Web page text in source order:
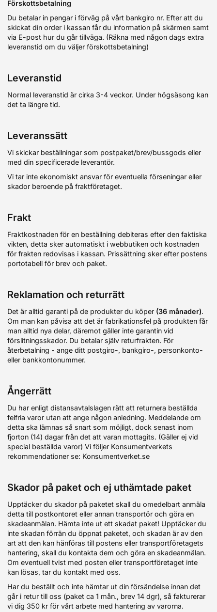
Förskottsbetalning
Du betalar in pengar i förväg på vårt bankgiro nr. Efter att du
skickat din order i kassan får du information på skärmen samt
via E-post hur du går tillväga. (Räkna med någon dags extra
leveranstid om du väljer förskottsbetalning)
Leveranstid
Normal leveranstid är cirka 3-4 veckor. Under högsäsong kan
det ta längre tid.
Leveranssätt
Vi skickar beställningar som postpaket/brev/bussgods eller
med din specificerade leverantör.
Vi tar inte ekonomiskt ansvar för eventuella förseningar eller
skador beroende på fraktföretaget.
Frakt
Fraktkostnaden för en beställning debiteras efter den faktiska
vikten, detta sker automatiskt i webbutiken och kostnaden
för frakten redovisas i kassan. Prissättning sker efter postens
portotabell för brev och paket.
Reklamation och returrätt
Det är alltid garanti på de produkter du köper (36 månader).
Om man kan påvisa att det är fabrikationsfel på produkten får
man alltid nya delar, däremot gäller inte garantin vid
förslitningsskador. Du betalar själv returfrakten. För
återbetalning - ange ditt postgiro-, bankgiro-, personkonto-
eller bankkontonummer.
Ångerrätt
Du har enligt distansavtalslagen rätt att returnera beställda
felfria varor utan att ange någon anledning. Meddelande om
detta ska lämnas så snart som möjligt, dock senast inom
fjorton (14) dagar från det att varan mottagits. (Gäller ej vid
special beställda varor) Vi följer Konsumentverkets
rekommendationer se: Konsumentverket.se
Skador på paket och ej uthämtade paket
Upptäcker du skador på paketet skall du omedelbart anmäla
detta till postkontoret eller annan transportör och göra en
skadeanmälan. Hämta inte ut ett skadat paket! Upptäcker du
inte skadan förrän du öppnat paketet, och skadan är av den
art att den kan hänföras till postens eller transportföretagets
hantering, skall du kontakta dem och göra en skadeanmälan.
Om eventuell tvist med posten eller transportföretaget inte
kan lösas, tar du kontakt med oss.
Har du beställt och inte hämtar ut din försändelse innan det
går i retur till oss (paket ca 1 mån., brev 14 dgr), så fakturerar
vi dig 350 kr för vårt arbete med hantering av varorna.